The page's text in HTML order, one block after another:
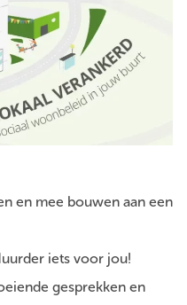
en mee bouwen aan een
iets voor jou!
gesprekken en